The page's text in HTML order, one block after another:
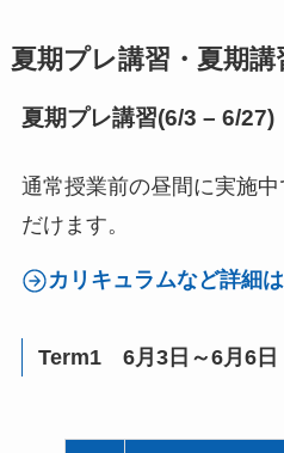
夏期プレ講習・夏期講
夏期プレ講習(6/3 – 6/27)
通常授業前の昼間に実施
だけます。
カリキュラムなど詳細
Term1 6月3日～6月6日